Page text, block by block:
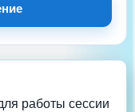
работы сессии